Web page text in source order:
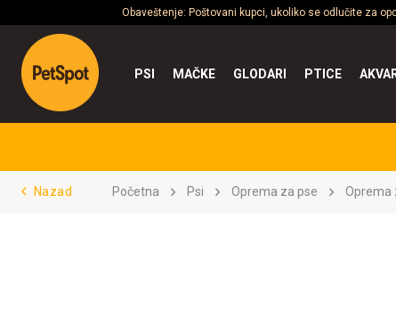
Obaveštenje: Poštovani kupci, ukoliko se odlučite za
PSI MAČKE GLODARI PTICE
Nazad Početna Psi Oprema za pse Oprema